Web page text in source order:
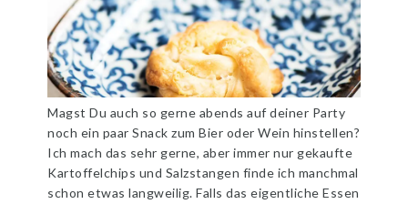
Magst Du auch so gerne abends auf deiner Party
noch ein paar Snack zum Bier oder Wein hinstellen?
Ich mach das sehr gerne, aber immer nur gekaufte
Kartoffelchips und Salzstangen finde ich manchmal
schon etwas langweilig. Falls das eigentliche Essen